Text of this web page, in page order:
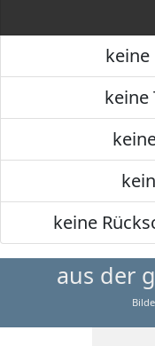
keine
keine
keine
aus der